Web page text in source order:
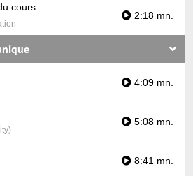
cours
2:18 mn.
4:09 mn.
5:08 mn.
8:41 mn.